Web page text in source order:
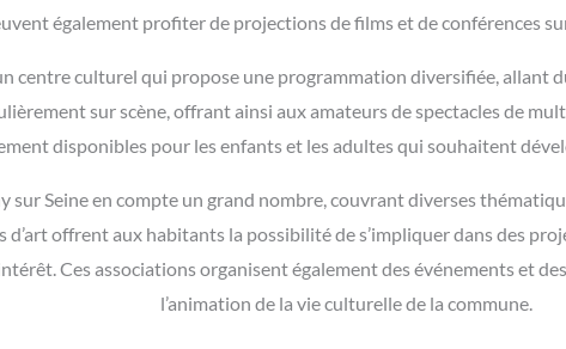
également profiter de projections de films et de conférences
centre culturel qui propose une programmation diversifiée, allant
sur scène, offrant ainsi aux amateurs de spectacles de
disponibles pour les enfants et les adultes qui souhaitent
sur Seine en compte un grand nombre, couvrant diverses
d’art offrent aux habitants la possibilité de s’impliquer dans des
Ces associations organisent également des événements et
l’animation de la vie culturelle de la commune.